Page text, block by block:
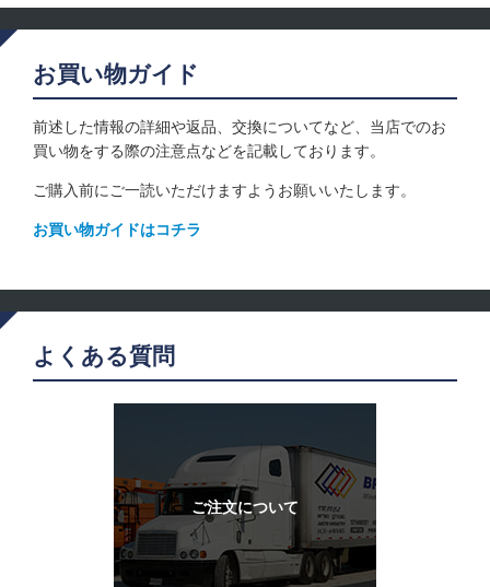
お買い物ガイド
前述した情報の詳細や返品、交換についてなど、当店でのお
買い物をする際の注意点などを記載しております。
ご購入前にご一読いただけますようお願いいたします。
お買い物ガイドはコチラ
よくある質問